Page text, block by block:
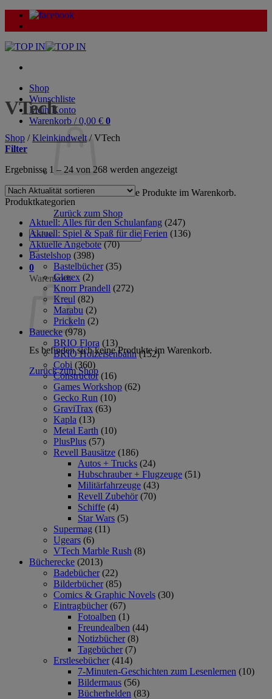
Zum
Inhalt
Shop
Wunschliste
Mein Konto
Warenkorb /0,00 € 0
Es befinden sich keine Produkte im Warenkorb.
Zurück zum Shop
Suche
nach:
0
Warenkorb
Es befinden sich keine Produkte im Warenkorb.
Zurück zum Shop
VTech
Shop / Kleinkindwelt /VTech
Filter
Ergebnisse 1 – 24 von 268 werden angezeigtNach
sortiert
Produktkategorien
Aktuell: Alles für den Schulanfang (247)
Aktuell: Spiel & Spaß für die Ferien (136)
Aktuelle Angebote (70)
Bastelshop (398)
Bastelbücher (35)
Glorex (2)
Knorr Prandell (272)
Kreul (82)
Marabu (2)
Prickeln (2)
Bauecke (978)
BRIO Flora (13)
BRIO Holzeisenbahn (152)
Cobi (360)
Constructor (16)
Games Workshop (62)
Gecko Run (10)
GraviTrax (63)
Kapla (13)
Metal Earth (10)
PlusPlus (57)
Revell Bausätze (186)
Autos + Trucks (24)
Hubschrauber + Flugzeuge (51)
Militärfahrzeuge (43)
Revell Zubehör (70)
Schiffe (4)
Star Wars (5)
Supermag (11)
Ugears (6)
VTech Marble Rush (8)
Bücherecke (2013)
Badebücher (22)
Bilderbücher (85)
Comics & Graphic Novels (30)
Eintragbücher (67)
Fotoalben (1)
Freundealben (44)
Notizbücher (8)
Tagebücher (7)
Erstlesebücher (414)
7-Minuten-Geschichten zum Lesenlernen (10)
Bildermaus (56)
Bücherhelden (83)